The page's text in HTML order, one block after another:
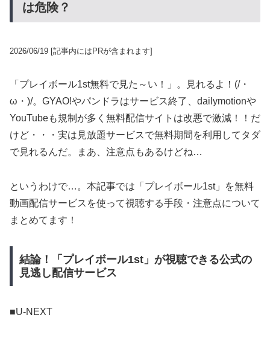
は危険？
2026/06/19 [記事内にはPRが含まれます]
「プレイボール1st無料で見た～い！」。見れるよ！(/・
ω・)/。GYAO!やパンドラはサービス終了、dailymotionや
YouTubeも規制が多く無料配信サイトは改悪で激減！！だ
けど・・・実は見放題サービスで無料期間を利用してタダ
で見れるんだ。まあ、注意点もあるけどね…
というわけで…。本記事では「プレイボール1st」を無料
動画配信サービスを使って視聴する手段・注意点について
まとめてます！
結論！「プレイボール1st」が視聴できる公式の
見逃し配信サービス
■U-NEXT